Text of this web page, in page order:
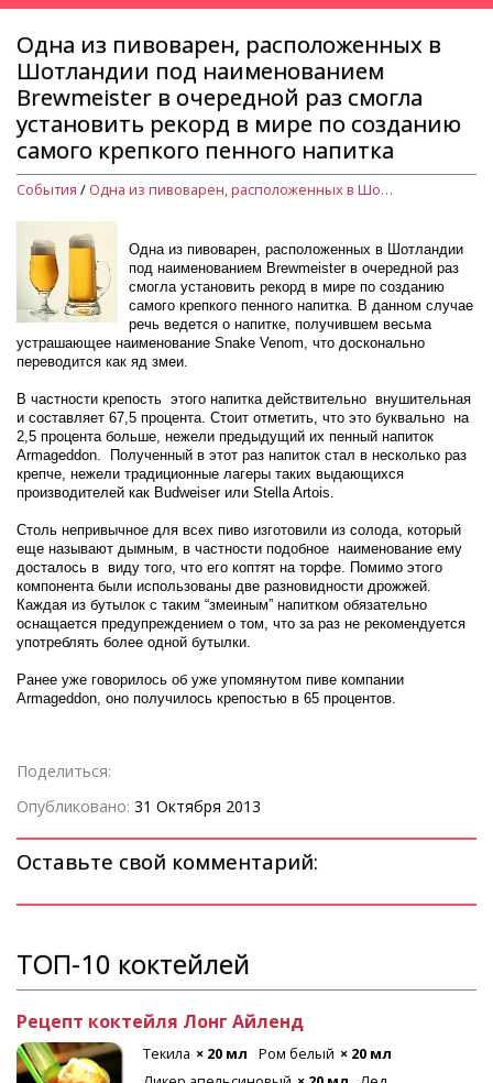
Одна из пивоварен, расположенных в
Шотландии под наименованием
Brewmeister в очередной раз смогла
установить рекорд в мире по созданию
самого крепкого пенного напитка
События / Одна из пивоварен, расположенных в Шотландии под наименованием Brewmeister в очередной раз смогла установить рекорд в мире по созданию самого крепкого пенного напитка
Одна из пивоварен, расположенных в Шотландии
под наименованием Brewmeister в очередной раз
смогла установить рекорд в мире по созданию
самого крепкого пенного напитка. В данном случае
речь ведется о напитке, получившем весьма
устрашающее наименование Snake Venom, что досконально
переводится как яд змеи.
В частности крепость этого напитка действительно внушительная
и составляет 67,5 процента. Стоит отметить, что это буквально на
2,5 процента больше, нежели предыдущий их пенный напиток
Armageddon. Полученный в этот раз напиток стал в несколько раз
крепче, нежели традиционные лагеры таких выдающихся
производителей как Budweiser или Stella Artois.
Столь непривычное для всех пиво изготовили из солода, который
еще называют дымным, в частности подобное наименование ему
досталось в виду того, что его коптят на торфе. Помимо этого
компонента были использованы две разновидности дрожжей.
Каждая из бутылок с таким “змеиным” напитком обязательно
оснащается предупреждением о том, что за раз не рекомендуется
употреблять более одной бутылки.
Ранее уже говорилось об уже упомянутом пиве компании
Armageddon, оно получилось крепостью в 65 процентов.
Поделиться:
Опубликовано: 31 Октября 2013
Оставьте свой комментарий:
ТОП-10 коктейлей
Рецепт коктейля Лонг Айленд
Текила × 20 мл Ром белый × 20 мл